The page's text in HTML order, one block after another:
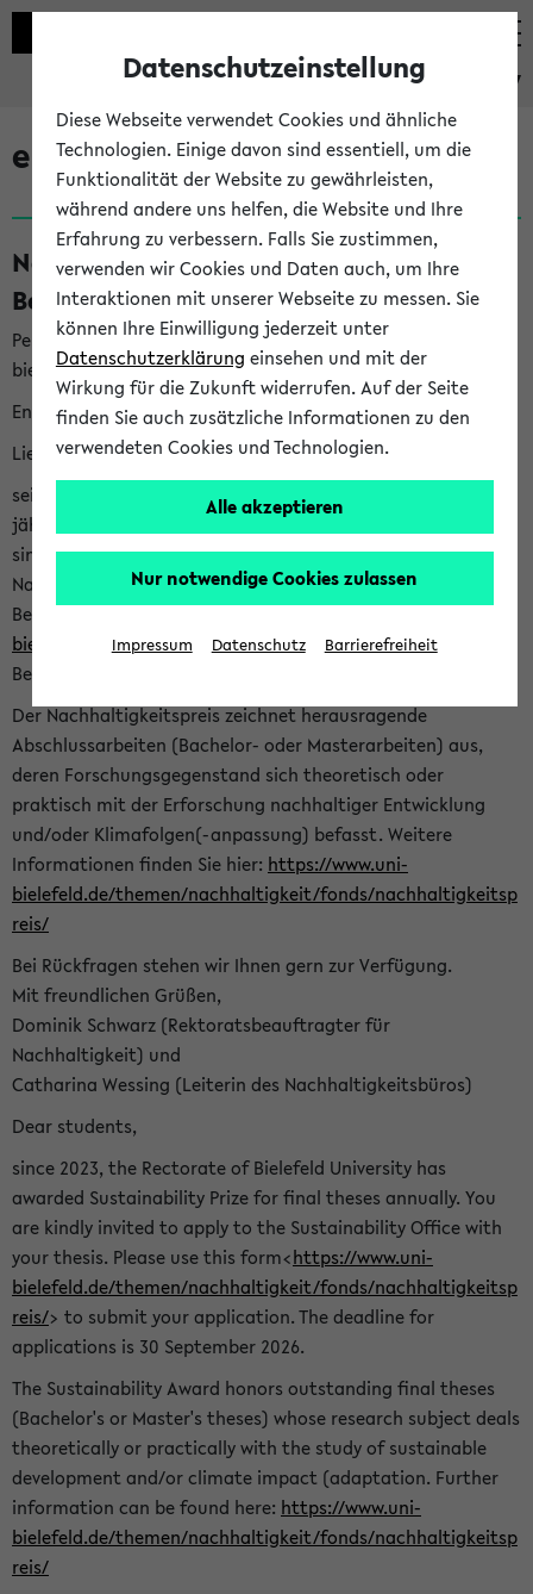
eKVV
eKVV News
Nachhaltigkeitspreis 2026:
Bewerbungsphase gestartet (06.08.26)
Per E-Mail eingestellt von nachhaltigkeitsbuero@uni-
bielefeld.de an den Verteiler 'Alle Studierenden':
English version below
Liebe Studierende,
seit 2023 verleiht das Rektorat der Universität Bielefeld
jährlich den Nachhaltigkeitspreis für Abschlussarbeiten. Sie
sind herzlich eingeladen sich mit Ihrer Abschlussarbeit beim
Nachhaltigkeitsbüro zu bewerben. Bitte nutzen Sie für Ihre
Bewerbung dieses Formular<https://formulare.uni-
bielefeld.de/frontend-server/form/provide/913/>. Die
Bewerbungsfrist endet am 30.09.2026.
Der Nachhaltigkeitspreis zeichnet herausragende
Abschlussarbeiten (Bachelor- oder Masterarbeiten) aus,
deren Forschungsgegenstand sich theoretisch oder
praktisch mit der Erforschung nachhaltiger Entwicklung
und/oder Klimafolgen(-anpassung) befasst. Weitere
Informationen finden Sie hier: https://www.uni-
bielefeld.de/themen/nachhaltigkeit/fonds/nachhaltigkeitsp
reis/
Bei Rückfragen stehen wir Ihnen gern zur Verfügung.
Mit freundlichen Grüßen,
Dominik Schwarz (Rektoratsbeauftragter für
Nachhaltigkeit) und
Catharina Wessing (Leiterin des Nachhaltigkeitsbüros)
Dear students,
since 2023, the Rectorate of Bielefeld University has
awarded Sustainability Prize for final theses annually. You
are kindly invited to apply to the Sustainability Office with
your thesis. Please use this form<https://www.uni-
bielefeld.de/themen/nachhaltigkeit/fonds/nachhaltigkeitsp
reis/> to submit your application. The deadline for
applications is 30 September 2026.
The Sustainability Award honors outstanding final theses
(Bachelor's or Master's theses) whose research subject deals
theoretically or practically with the study of sustainable
development and/or climate impact (adaptation. Further
information can be found here: https://www.uni-
bielefeld.de/themen/nachhaltigkeit/fonds/nachhaltigkeitsp
reis/
Datenschutzeinstellung
Diese Webseite verwendet Cookies und ähnliche
Technologien. Einige davon sind essentiell, um die
Funktionalität der Website zu gewährleisten,
während andere uns helfen, die Website und Ihre
Erfahrung zu verbessern. Falls Sie zustimmen,
verwenden wir Cookies und Daten auch, um Ihre
Interaktionen mit unserer Webseite zu messen. Sie
können Ihre Einwilligung jederzeit unter
Datenschutzerklärung einsehen und mit der
Wirkung für die Zukunft widerrufen. Auf der Seite
finden Sie auch zusätzliche Informationen zu den
verwendeten Cookies und Technologien.
Alle akzeptieren
Nur notwendige Cookies zulassen
Impressum Datenschutz Barrierefreiheit